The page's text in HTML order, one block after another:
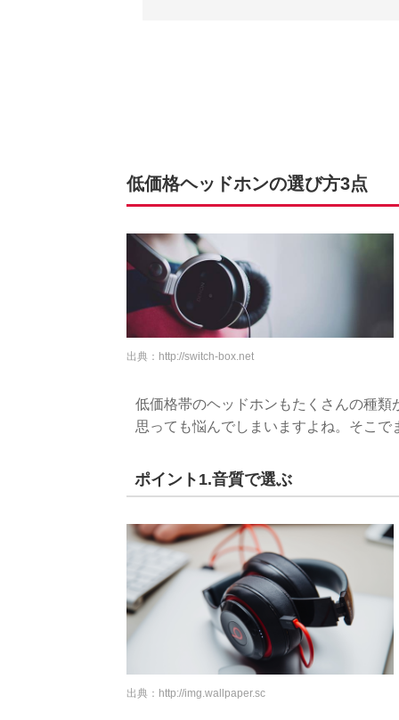
低価格ヘッドホンの選び方3点
出典： http://switch-box.net
低価格帯のヘッドホンもたくさんの種
思っても悩んでしまいますよね。そこ
ポイント1.音質で選ぶ
出典： http://img.wallpaper.sc